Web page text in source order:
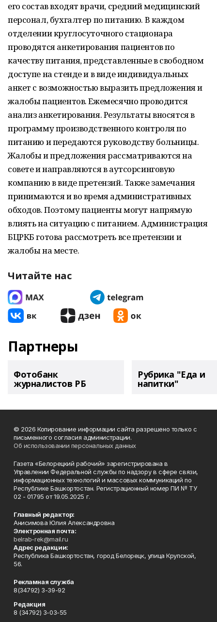
его состав входят врачи, средний медицинский
персонал, бухгалтер по питанию. В каждом
отделении круглосуточного стационара
проводятся анкетирования пациентов по
качеству питания, представленные в свободном
доступе на стенде и в виде индивидуальных
анкет с возможностью выразить предложения и
жалобы пациентов. Ежемесячно проводится
анализ анкетирования. Результаты вносятся в
программу производственного контроля по
питанию и передаются руководству больницы.
Жалобы и предложения рассматриваются на
совете и направляются в аутсорсинговую
компанию в виде претензий. Также замечания
принимаются и во время административных
обходов. Поэтому пациенты могут напрямую
влиять на ситуацию с питанием. Администрация
БЦРКБ готова рассмотреть все претензии и
жалобы на месте.
Читайте нас
Партнеры
Фотобанк
журналистов РБ
Рубрика "Еда и
напитки"
© 2026 Копирование информации сайта разрешено только с
письменного согласия администрации.
Об использовании персональных данных
Газета «Белорецкий рабочий» зарегистрирована в
Управлении Федеральной службы по надзору в сфере связи,
информационных технологий и массовых коммуникаций по
Республике Башкортостан. Регистрационный номер ПИ № ТУ
02 - 01795 от 19.05.2025 г.
Главный редактор:
Анисимова Юлия Александровна
Электронная почта:
belrab-rek@mail.ru
Адрес редакции:
Республика Башкортостан, город Белорецк, улица Крупской,
56.
Рекламная служба
8(34792) 3-39-92
Редакция
8 (34792) 3-03-55